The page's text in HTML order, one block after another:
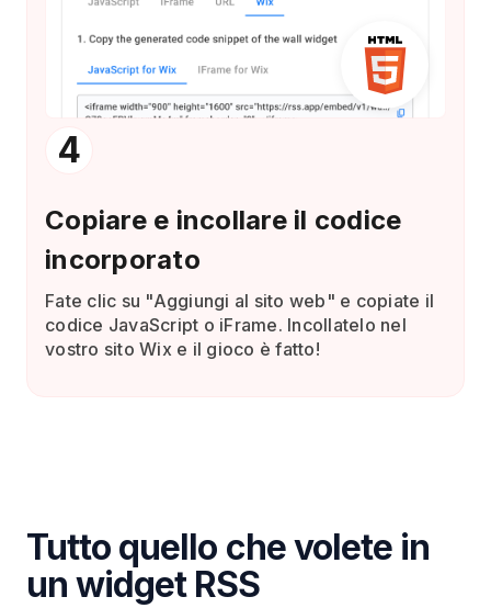
4
Copiare e incollare il codice
incorporato
Fate clic su "Aggiungi al sito web" e copiate il
codice JavaScript o iFrame. Incollatelo nel
vostro sito Wix e il gioco è fatto!
Tutto quello che volete in
un widget RSS